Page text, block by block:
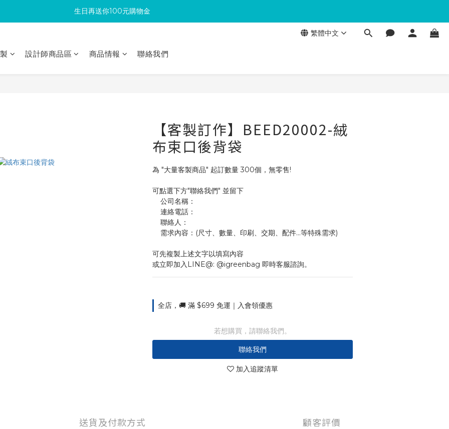
滿300回饋10%購物金
生日再送你100元購物金
滿300回饋10%購物金
繁體中文
設計師商品區 商品情報 聯絡我們
【客製訂作】BEED20002-絨
布束口後背袋
為 "大量客製商品" 起訂數量 300個，無零售!
可點選下方"聯絡我們" 並留下
    公司名稱：
    連絡電話：
    聯絡人：
    需求內容：(尺寸、數量、印刷、交期、配件...等特殊需求)
可先複製上述文字以填寫內容
或立即加入LINE@: @igreenbag 即時客服諮詢。
全店，🚚 滿 $699 免運｜入會領優惠
若想購買，請聯絡我們。
聯絡我們
加入追蹤清單
送貨及付款方式 顧客評價